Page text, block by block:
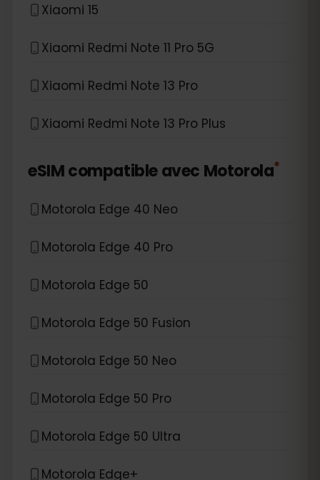
Xiaomi 15
Xiaomi Redmi Note 11 Pro 5G
Xiaomi Redmi Note 13 Pro
Xiaomi Redmi Note 13 Pro Plus
eSIM compatible avec Motorola*
Motorola Edge 40 Neo
Motorola Edge 40 Pro
Motorola Edge 50
Motorola Edge 50 Fusion
Motorola Edge 50 Neo
Motorola Edge 50 Pro
Motorola Edge 50 Ultra
Motorola Edge+